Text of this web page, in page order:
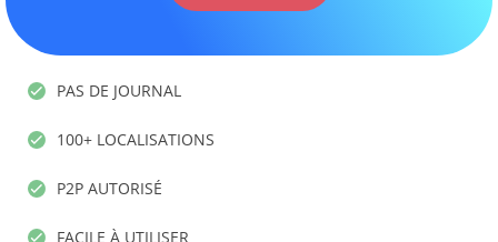
PAS DE JOURNAL
100+ LOCALISATIONS
P2P AUTORISÉ
FACILE À UTILISER